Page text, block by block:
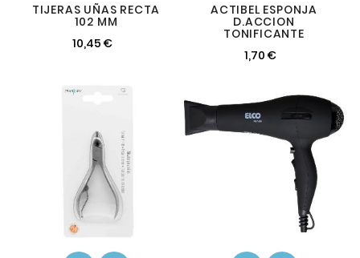
TIJERAS UÑAS RECTA
102 MM
10,45 €
ACTIBEL ESPONJA
D.ACCION
TONIFICANTE
1,70 €